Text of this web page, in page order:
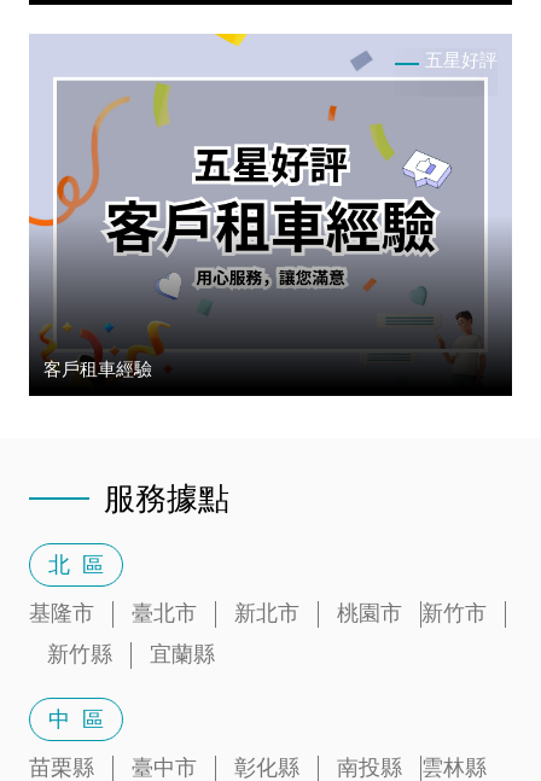
五星好評
客戶租車經驗
服務據點
北 區
基隆市
臺北市 新北市 桃園市
新竹市
新竹縣
宜蘭縣
中 區
苗栗縣
臺中市 彰化縣 南投縣 雲林縣